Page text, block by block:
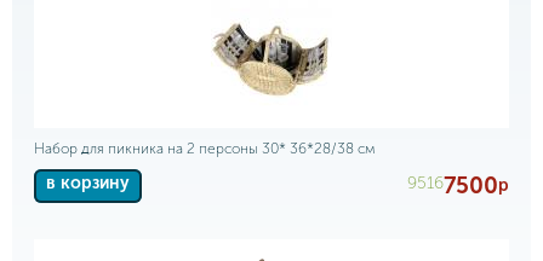
Набор для пикника на 2 персоны 30* 36*28/38 см
в корзину 95167500р